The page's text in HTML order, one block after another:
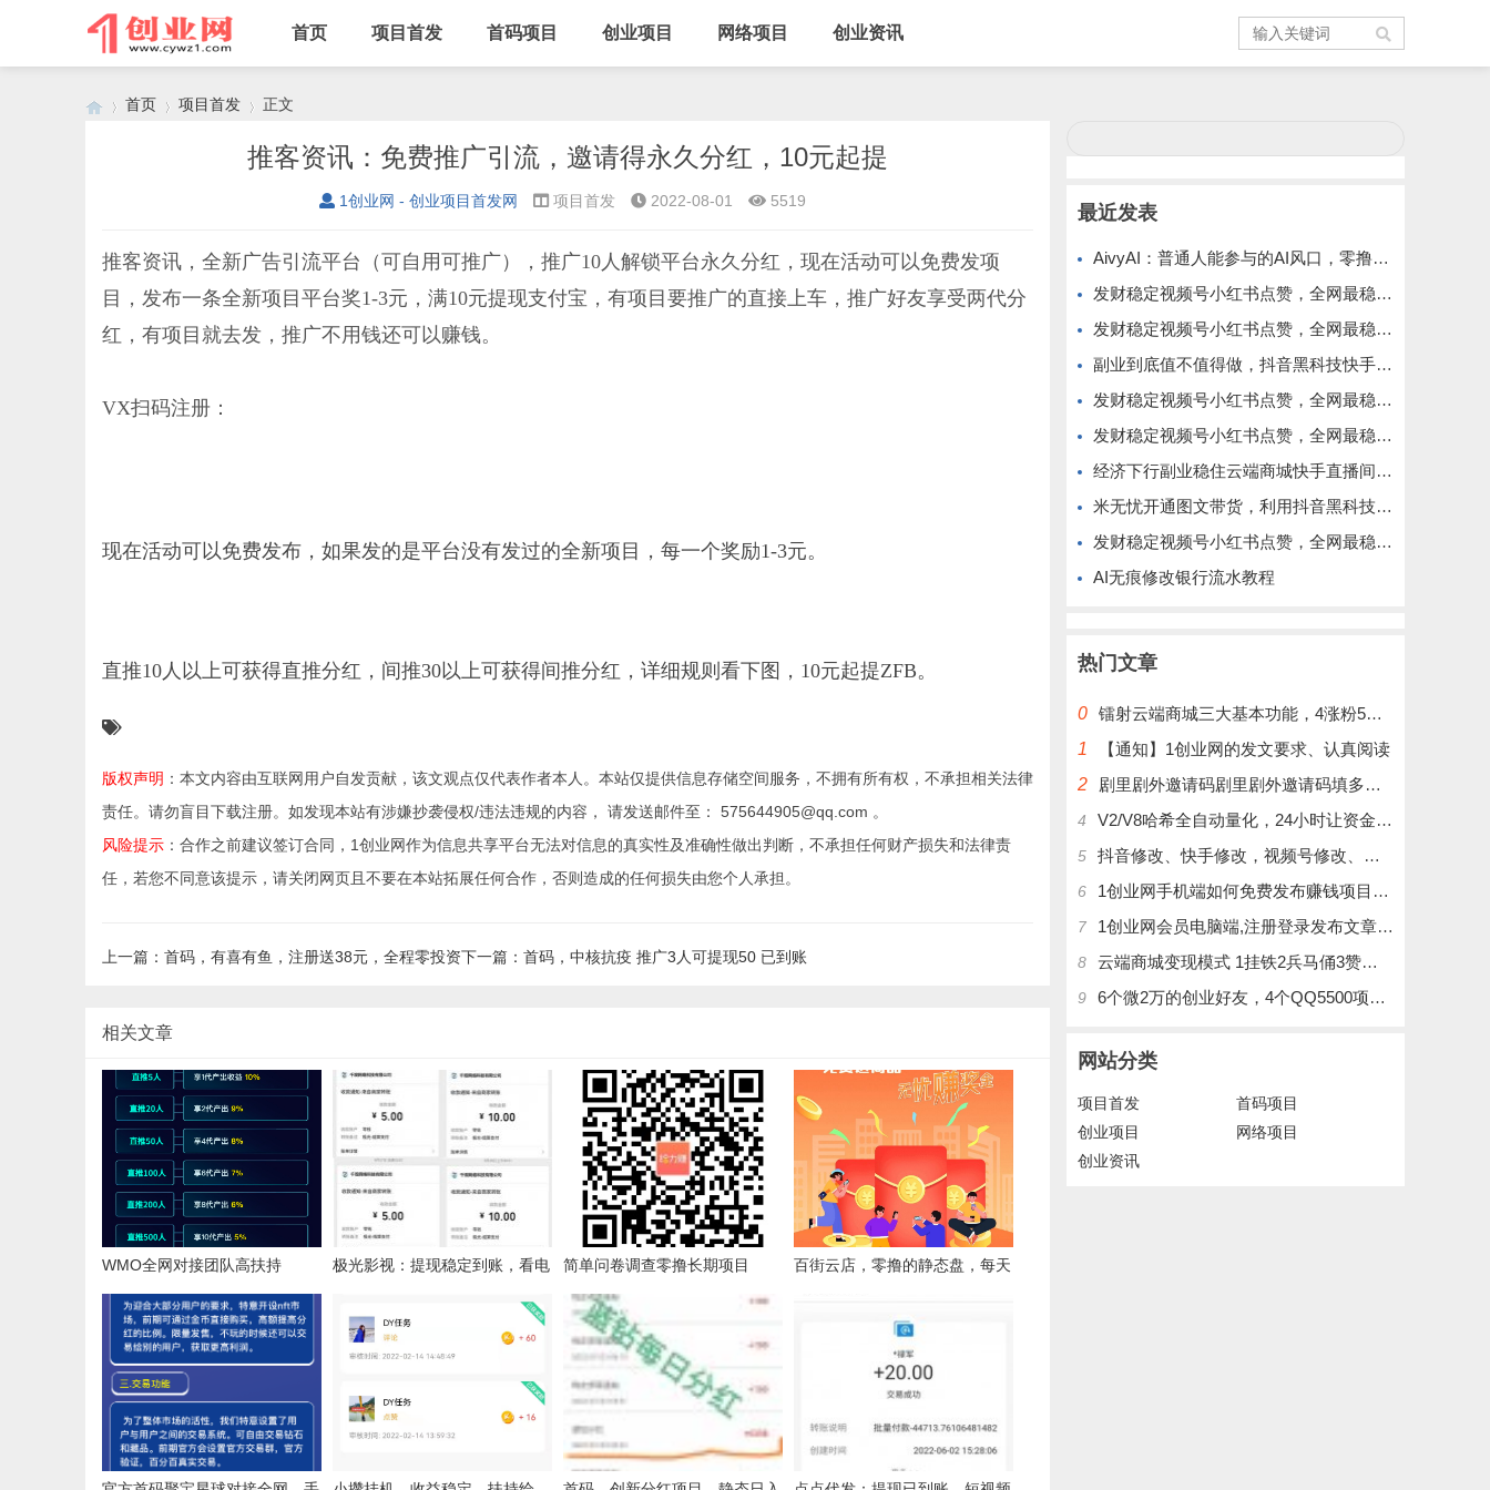
首页 项目首发 首码项目 创业项目 网络项目 创业资讯
首页 项目首发 正文
推客资讯：免费推广引流，邀请得永久分红，10元起提
1创业网 - 创业项目首发网 项目首发 2022-08-01 5519
推客资讯，全新广告引流平台（可自用可推广），推广10人解锁平台永久分红，现在活动可以免费发项
目，发布一条全新项目平台奖1-3元，满10元提现支付宝，有项目要推广的直接上车，推广好友享受两代分
红，有项目就去发，推广不用钱还可以赚钱。
VX扫码注册：
现在活动可以免费发布，如果发的是平台没有发过的全新项目，每一个奖励1-3元。
直推10人以上可获得直推分红，间推30以上可获得间推分红，详细规则看下图，10元起提ZFB。
版权声明 ：本文内容由互联网用户自发贡献，该文观点仅代表作者本人。本站仅提供信息存储空间服务，不拥有所有权，不承担相关法律
责任。请勿盲目下载注册。如发现本站有涉嫌抄袭侵权/违法违规的内容， 请发送邮件至： 575644905@qq.com 。
风险提示 ：合作之前建议签订合同，1创业网作为信息共享平台无法对信息的真实性及准确性做出判断，不承担任何财产损失和法律责
任，若您不同意该提示，请关闭网页且不要在本站拓展任何合作，否则造成的任何损失由您个人承担。
上一篇：首码，有喜有鱼，注册送38元，全程零投资下一篇：首码，中核抗疫 推广3人可提现50 已到账
相关文章
WMO全网对接团队高扶持
极光影视：提现稳定到账，看电
简单问卷调查零撸长期项目
百街云店，零撸的静态盘，每天
最近发表
AivyAI：普通人能参与的AI风口，零撸AVAX，首码上线速度上车！
发财稳定视频号小红书点赞，全网最稳定绿色的项目，价格拉满的哦
发财稳定视频号小红书点赞，全网最稳定绿色的项目，今年再加油
副业到底值不值得做，抖音黑科技快手上人涨粉云端商城真能逆袭赚钱
发财稳定视频号小红书点赞，全网最稳定绿色的项目，完美来拉新
发财稳定视频号小红书点赞，全网最稳定绿色的项目，完全自动了
经济下行副业稳住云端商城快手直播间挂铁涨粉丝抖音黑科技实操
米无忧开通图文带货，利用抖音黑科技商城快速涨粉1000+，单日变现2W！
发财稳定视频号小红书点赞，全网最稳定绿色的项目，完美自动了
AI无痕修改银行流水教程
热门文章
0 镭射云端商城三大基本功能，4涨粉5涨播放量6挂铁，为你揭开真实的面纱!
1
【通知】1创业网的发文要求、认真阅读
2
剧里剧外邀请码剧里剧外邀请码填多少呢？
4 V2/V8哈希全自动量化，24小时让资金为你打工！
5 抖音修改、快手修改，视频号修改、大屏修改|橱窗修改|抖店修改|、招代理可单独购买
6 1创业网手机端如何免费发布赚钱项目文章
7 1创业网会员电脑端,注册登录发布文章,操作介绍
8 云端商城变现模式 1挂铁2兵马俑3赞刷4涨粉，带你玩.赚风口项日
9 6个微2万的创业好友，4个QQ5500项目好友，QQ每天在线人数2400人、承接朋友圈广告投放
网站分类
项目首发
首码项目
创业项目
网络项目
创业资讯